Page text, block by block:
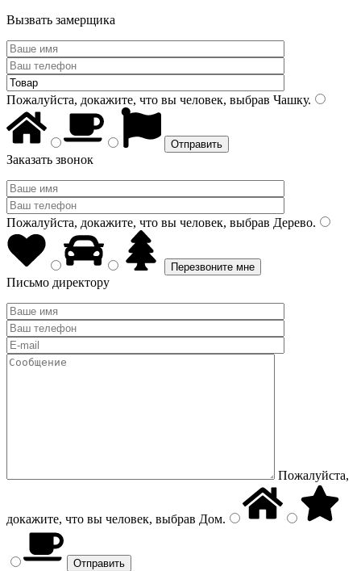
Вызвать замерщика
Пожалуйста, докажите, что вы человек, выбрав Чашку.
Заказать звонок
Пожалуйста, докажите, что вы человек, выбрав Дерево.
Письмо директору
Пожалуйста,
докажите, что вы человек, выбрав Дом.